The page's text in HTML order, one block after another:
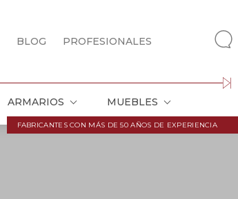
BLOG PROFESIONALES
FABRICANTES CON MÁS DE 50 AÑOS DE EXPERIENCIA
ARMARIOS MUEBLES